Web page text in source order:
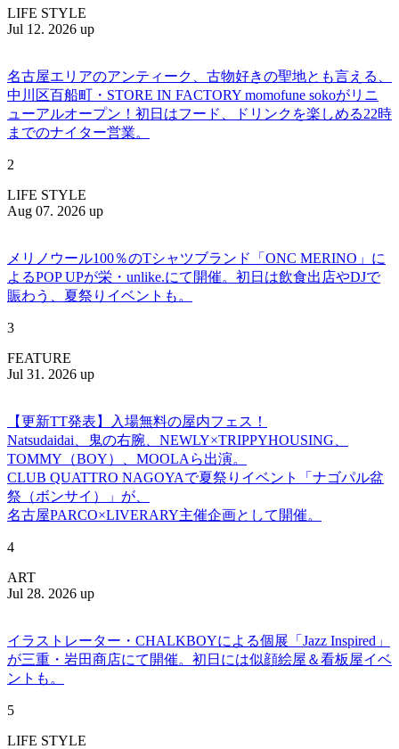
LIFE STYLE
Jul 12. 2026 up
名古屋エリアのアンティーク、古物好きの聖地とも言える、
中川区百船町・STORE IN FACTORY momofune sokoがリニ
ューアルオープン！初日はフード、ドリンクを楽しめる22時
までのナイター営業。
2
LIFE STYLE
Aug 07. 2026 up
メリノウール100％のTシャツブランド「ONC MERINO」に
よるPOP UPが栄・unlike.にて開催。初日は飲食出店やDJで
賑わう、夏祭りイベントも。
3
FEATURE
Jul 31. 2026 up
【更新TT発表】入場無料の屋内フェス！
Natsudaidai、鬼の右腕、NEWLY×TRIPPYHOUSING、
TOMMY（BOY）、MOOLAら出演。
CLUB QUATTRO NAGOYAで夏祭りイベント「ナゴパル盆
祭（ボンサイ）」が、
名古屋PARCO×LIVERARY主催企画として開催。
4
ART
Jul 28. 2026 up
イラストレーター・CHALKBOYによる個展「Jazz Inspired」
が三重・岩田商店にて開催。初日には似顔絵屋＆看板屋イベ
ントも。
5
LIFE STYLE